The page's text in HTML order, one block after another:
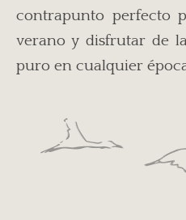
contrapunto perfecto
verano y disfrutar de
puro en cualquier